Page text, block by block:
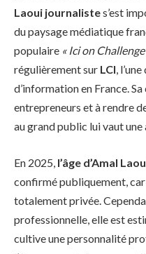
Laoui journalistes’est
du paysage médiatique
populaire « Ici on Challenge
régulièrement sur LCI,
d’information en France.
entrepreneurs et à rendre
au grand public lui vaut
En 2025, l’âge d’Amal
confirmé publiquement,
totalement privée.
professionnelle, elle est
cultive une personnalité